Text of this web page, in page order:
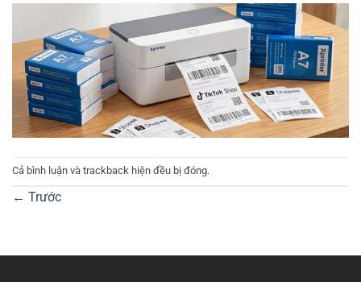
Cả bình luận và trackback hiện đều bị đóng.
← Trước